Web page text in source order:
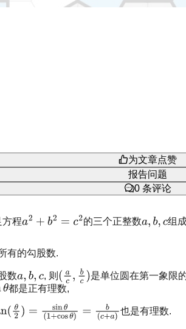
为文章点赞
报告问题
0条评论
方程 的三个正整数
组
有的勾股数.
数 , 则 是单位圆在第一象限
都是正有理数,
也是有理数.